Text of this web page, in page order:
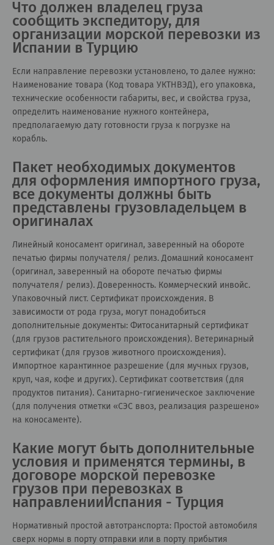
Что должен владелец груза
сообщить экспедитору, для
организации морской перевозки из
Испании в Турцию
Если направление перевозки установлено, то далее нужно:
Наименование товара (Код товара УКТНВЭД), его упаковка,
технические особенности габариты, вес, и свойства груза,
определить наименование нужного контейнера,
предполагаемую дату готовности груза к погрузке на
корабль.
Пакет необходимых документов
для оформления импортного груза,
все документы должны быть
представлены грузовладельцем в
оригиналах
Линейный коносамент оригинал, заверенный на обороте
печатью фирмы получателя/ релиз. Домашний коносамент
(оригинал, заверенный на обороте печатью фирмы
получателя/ релиз). Доверенность. Коммерческий инвойс.
Упаковочный лист. Сертификат происхождения. В
зависимости от рода груза, могут понадобиться
дополнительные документы: Фитосанитарный сертификат
(для грузов растительного происхождения). Ветеринарный
сертификат (для грузов животного происхождения).
Импортное карантинное разрешение (для мучных грузов,
круп, чая, кофе и других). Сертификат соответствия (для
продуктов питания). Санитарно-гигиеническое заключение
(для получения отметки «СЭС ввоз, реализация разрешено»
на коносаменте).
Какие могут быть дополнительные
условия и применятся термины, в
договоре морской перевозке
грузов при перевозках в
направленииИспания - Турция
Нормативный простой автотранспорта: Простой автомобиля
сверх нормы в порту отправки или в порту прибытия